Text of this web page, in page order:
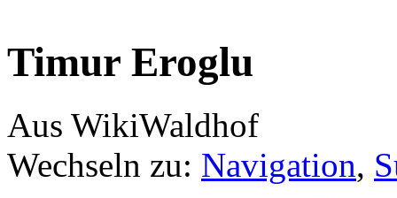
Timur Eroglu
Aus WikiWaldhof
Wechseln zu: Navigation,